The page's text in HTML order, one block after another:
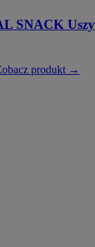
SNACK
produkt →